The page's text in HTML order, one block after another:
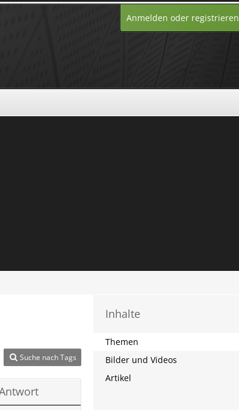
Anmelden oder registrieren
Suche nach Tags
Inhalte
Themen
Bilder und Videos
Artikel